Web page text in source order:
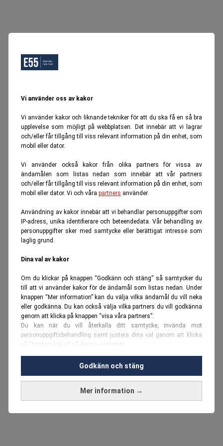
Vi använder oss av kakor
Vi använder kakor och liknande tekniker för att du ska få en så bra
upplevelse som möjligt på webbplatsen. Det innebär att vi lagrar
och/eller får tillgång till viss relevant information på din enhet, som
mobil eller dator.
Vi använder också kakor från olika partners för vissa av
ändamålen som listas nedan som innebär att vår partners
och/eller får tillgång till viss relevant information på din enhet, som
mobil eller dator. Vi och våra partners använder.
Användning av kakor innebär att vi behandlar personuppgifter som
IP-adress, unika identifierare och beteendedata. Vår behandling av
personuppgifter sker med samtycke eller berättigat intresse som
laglig grund.
Dina val av kakor
Om du klickar på knappen “Godkänn och stäng” så samtycker du
till att vi använder kakor för de ändamål som listas nedan. Under
knappen “Mer information” kan du välja vilka ändamål du vill neka
eller godkänna. Du kan också välja vilka partners du vill godkänna
genom att klicka på knappen “visa våra partners”.
Du kan när du vill återkalla ditt samtycke, invända mot
personuppgiftsbehandling samt justera dina val genom att klicka
på “hantera kakor” på denna webbplats.
Du kan fördjupa dig ytterligare i vårcookie-policy
Vi använder kakor och personuppgifter för dessa syften:
Nödvändiga cookies och liknande tekniker, anpassning av
Mer information →
Godkänn och stäng
Oops, Ett fel inträffade.